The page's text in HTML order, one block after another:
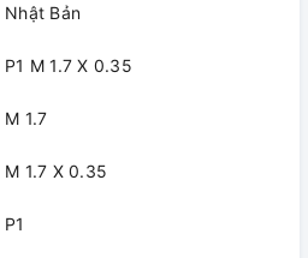
Nhật Bản
P1 M 1.7 X 0.35
M 1.7
M 1.7 X 0.35
P1